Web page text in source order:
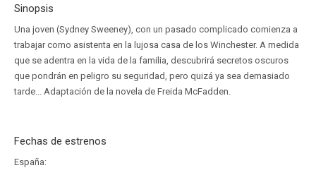
Sinopsis
Una joven (Sydney Sweeney), con un pasado complicado comienza a
trabajar como asistenta en la lujosa casa de los Winchester. A medida
que se adentra en la vida de la familia, descubrirá secretos oscuros
que pondrán en peligro su seguridad, pero quizá ya sea demasiado
tarde... Adaptación de la novela de Freida McFadden.
Fechas de estrenos
España: